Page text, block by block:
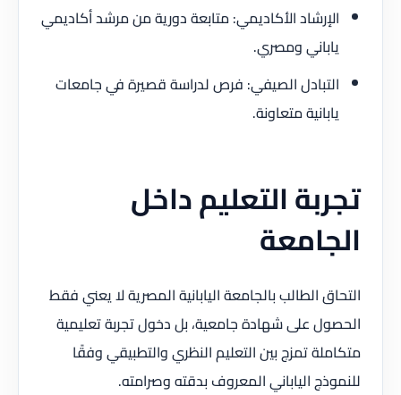
الإرشاد الأكاديمي: متابعة دورية من مرشد أكاديمي
ياباني ومصري.
التبادل الصيفي: فرص لدراسة قصيرة في جامعات
يابانية متعاونة.
تجربة التعليم داخل
الجامعة
التحاق الطالب بالجامعة اليابانية المصرية لا يعني فقط
الحصول على شهادة جامعية، بل دخول تجربة تعليمية
متكاملة تمزج بين التعليم النظري والتطبيقي وفقًا
للنموذج الياباني المعروف بدقته وصرامته.